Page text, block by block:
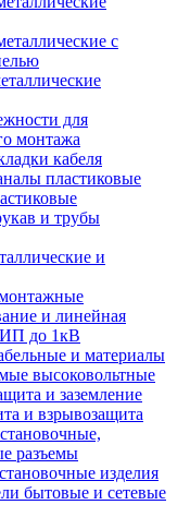
с
для
монтажа
кабеля
пластиковые
и трубы
и
и линейная
до 1кВ
и материалы
высоковольтные
и заземление
и взрывозащита
разъемы
изделия
бытовые и сетевые